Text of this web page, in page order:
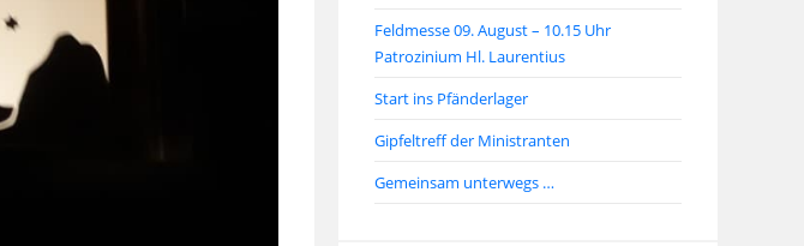
Feldmesse 09. August – 10.15 Uhr
Patrozinium Hl. Laurentius
Start ins Pfänderlager
Gipfeltreff der Ministranten
Gemeinsam unterwegs …